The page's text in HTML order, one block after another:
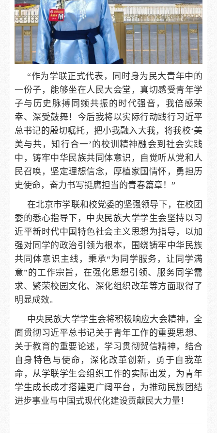
“作为学联正式代表，同时身为民大青年中的
一份子，能够坐在人民大会堂，真切感受青年学
子与历史脉搏同频共振的时代强音，我倍感荣
幸、深受鼓舞！今后我将以实际行动践行习近平
总书记的殷切嘱托，把小我融入大我，将我校‘美
美与共，知行合一’的校训精神融会到社会实践
中，铸牢中华民族共同体意识，自觉听从党和人
民召唤，坚定理想信念，厚植家国情怀，勇担历
史使命，奋力书写挺膺担当的青春篇章！”
在北京市学联和校党委的坚强领导下，在校团
委的悉心指导下， 中央民族大学学生会 坚持以习
近平新时代中国特色社会主义思想为指导，以加
强对同学的政治引领为根本，围绕铸牢中华民族
共同体意识主线，秉承“为同学服务，让同学满
意”的工作宗旨，在强化思想引领、服务同学需
求、繁荣校园文化、深化组织改革等方面取得了
明显成效。
中央民族大学学生会将积极响应大会精神，全
面贯彻习近平总书记关于青年工作的重要思想、
关于教育的重要论述，学习贯彻贺信精神，结合
自身特色与使命，深化改革创新，勇于自我革
命，从学联学生会组织工作的实际出发，为青年
学生成长成才搭建更广阔平台，为推动民族团结
进步事业与中国式现代化建设贡献民大力量！